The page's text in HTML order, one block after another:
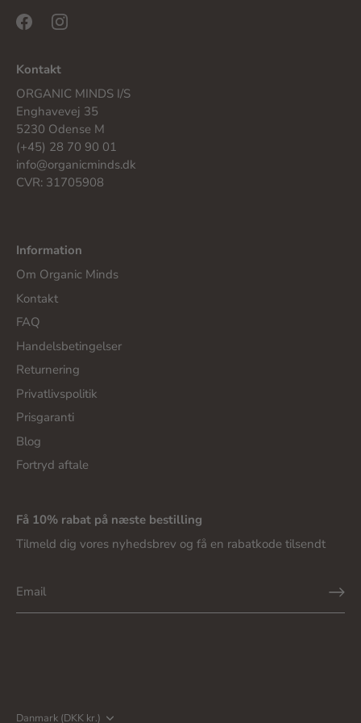
Kontakt
ORGANIC MINDS I/S
Enghavevej 35
5230 Odense M
(+45) 28 70 90 01
info@organicminds.dk
CVR: 31705908
Information
Om Organic Minds
Kontakt
FAQ
Handelsbetingelser
Returnering
Privatlivspolitik
Prisgaranti
Blog
Fortryd aftale
Få 10% rabat på næste bestilling
Tilmeld dig vores nyhedsbrev og få en rabatkode tilsendt
Valuta
Danmark (DKK kr.)